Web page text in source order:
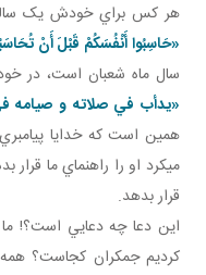
هر کس براي خودش يک
«حَاسِبُوا أَنْفُسَكُمْ قَبْلَ أَنْ
سال ماه شعبان است، در
«يدأب في صلاته و صيامه في
همين است که خدايا
مي کرد او را راهنماي ما قرار
قرار بدهد.
اين دعا چه دعايي است؟! ما
کرديم جمکران کجاست؟